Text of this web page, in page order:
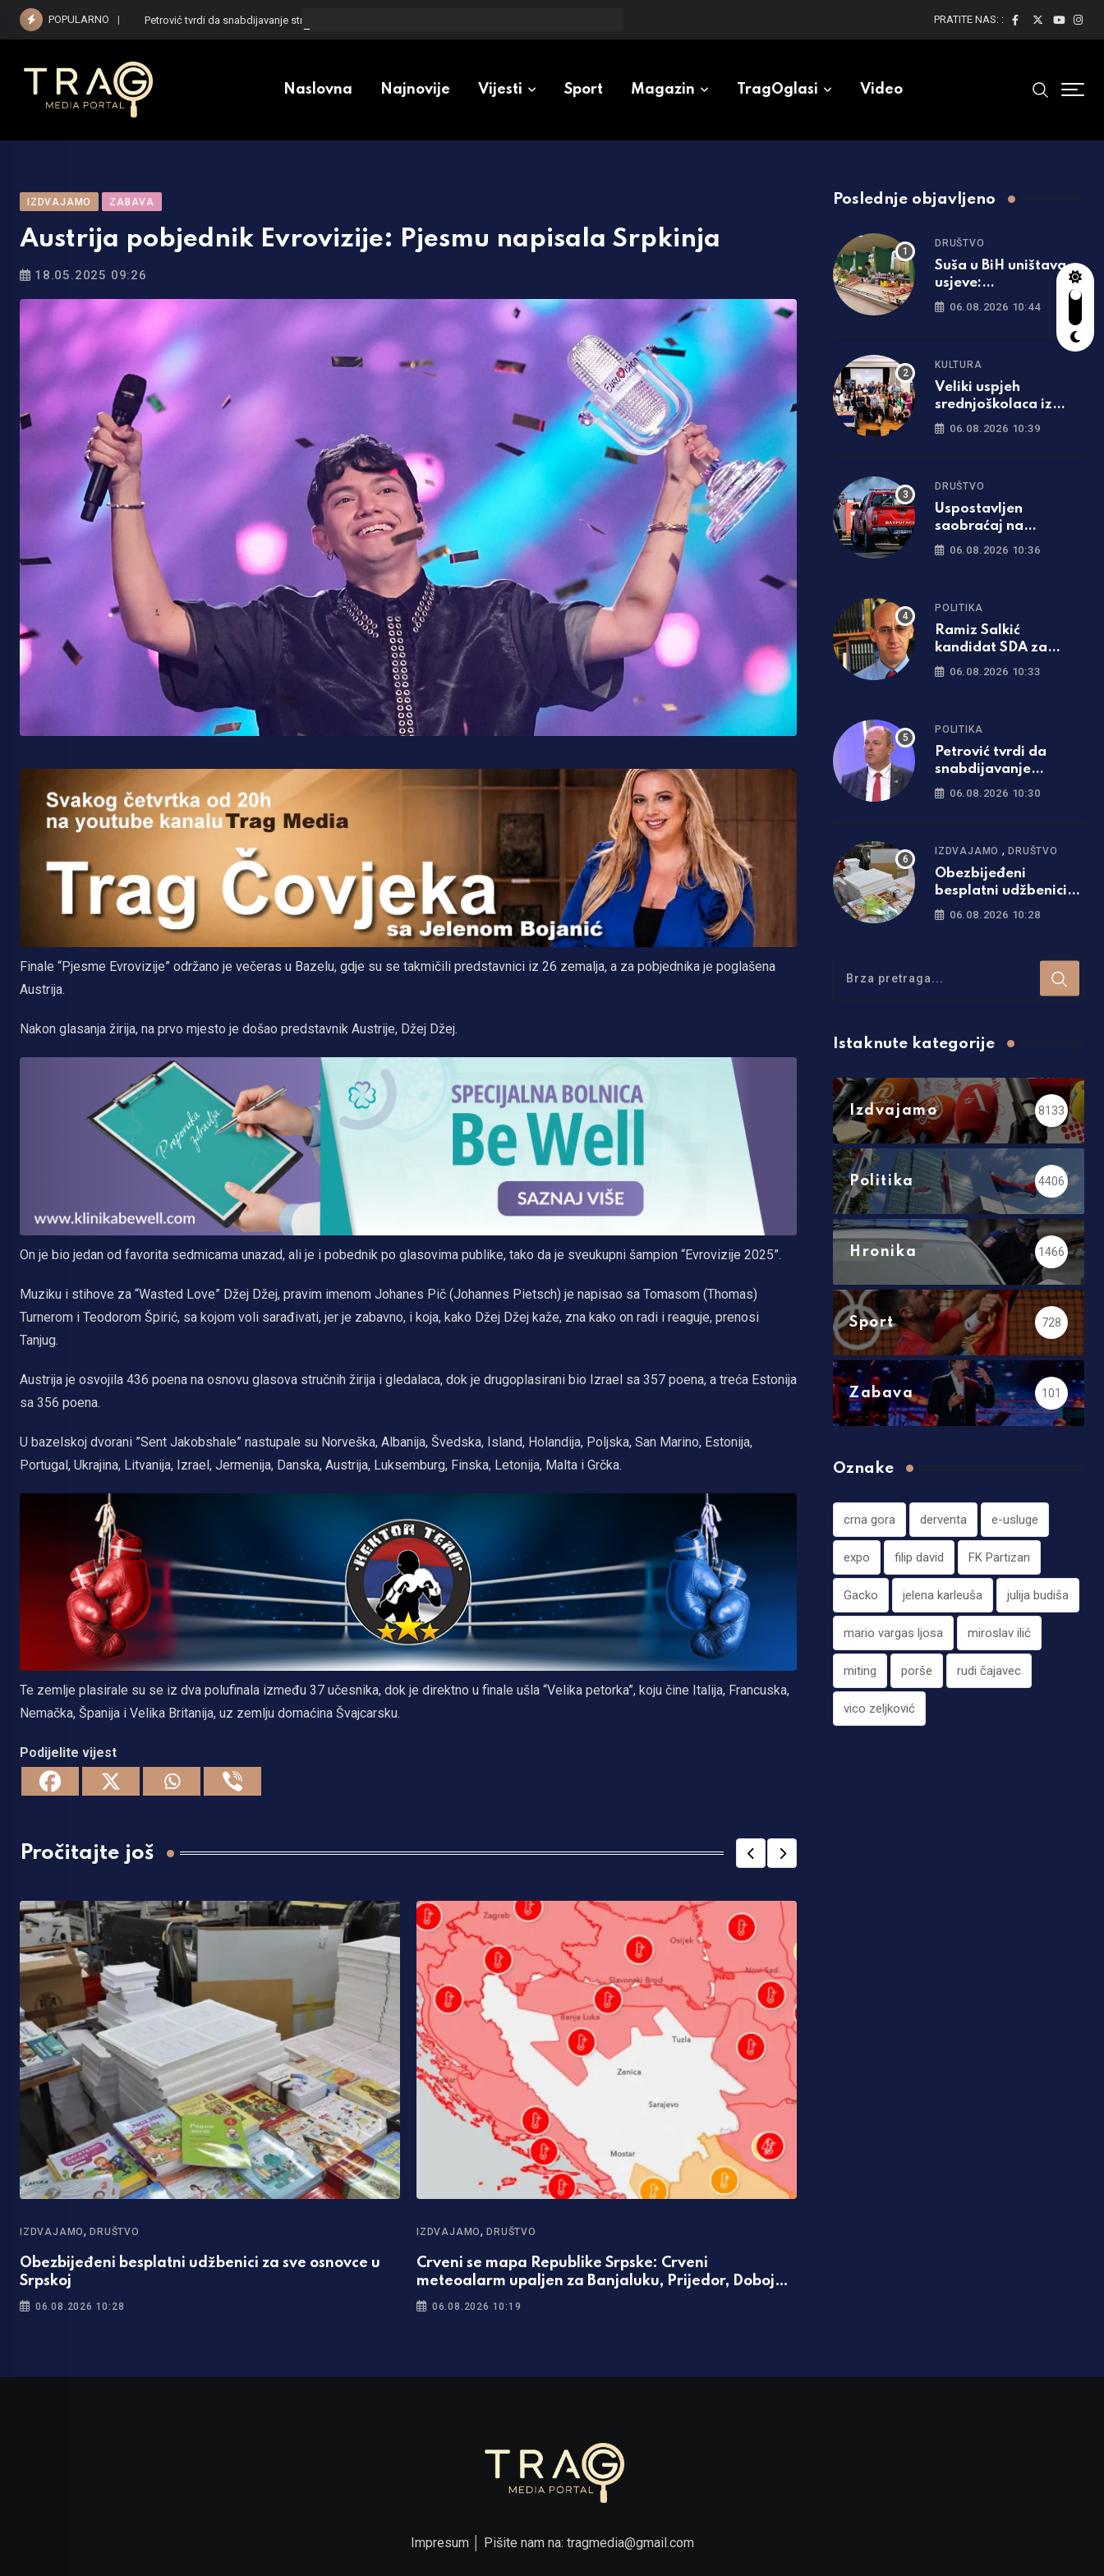
Skip
POPULARNO Petrović tvrdi da snabdijavanje strujom nije ugroženo: Otkrio i da li će doći do promjene cijena PRATITE NAS: :
Naslovna Najnovije Vijesti Sport Magazin TragOglasi Video
IZDVAJAMO ZABAVA
Austrija pobjednik Evrovizije: Pjesmu napisala Srpkinja
18.05.2025 09:26
Finale “Pjesme Evrovizije” održano je večeras u Bazelu, gdje su se takmičili predstavnici iz 26 zemalja, a za pobjednika je poglašena
Austrija.
Nakon glasanja žirija, na prvo mjesto je došao predstavnik Austrije, Džej Džej.
On je bio jedan od favorita sedmicama unazad, ali je i pobednik po glasovima publike, tako da je sveukupni šampion “Evrovizije 2025”.
Muziku i stihove za “Wasted Love” Džej Džej, pravim imenom Johanes Pič (Johannes Pietsch) je napisao sa Tomasom (Thomas)
Turnerom i Teodorom Špirić, sa kojom voli sarađivati, jer je zabavno, i koja, kako Džej Džej kaže, zna kako on radi i reaguje, prenosi
Tanjug.
Austrija je osvojila 436 poena na osnovu glasova stručnih žirija i gledalaca, dok je drugoplasirani bio Izrael sa 357 poena, a treća Estonija
sa 356 poena.
U bazelskoj dvorani ”Sent Jakobshale” nastupale su Norveška, Albanija, Švedska, Island, Holandija, Poljska, San Marino, Estonija,
Portugal, Ukrajina, Litvanija, Izrael, Jermenija, Danska, Austrija, Luksemburg, Finska, Letonija, Malta i Grčka.
Te zemlje plasirale su se iz dva polufinala između 37 učesnika, dok je direktno u finale ušla “Velika petorka”, koju čine Italija, Francuska,
Nemačka, Španija i Velika Britanija, uz zemlju domaćina Švajcarsku.
Podijelite vijest
Pročitajte još
IZDVAJAMO,DRUŠTVO
Obezbijeđeni besplatni udžbenici za sve osnovce u
Srpskoj
06.08.2026 10:28
IZDVAJAMO,DRUŠTVO
Crveni se mapa Republike Srpske: Crveni
meteoalarm upaljen za Banjaluku, Prijedor, Doboj…
06.08.2026 10:19
Poslednje objavljeno
DRUŠTVO
Suša u BiH uništava
usjeve:
Poljoprivrednici
hrane
06.08.2026 10:44
KULTURA
Veliki uspjeh
srednjoškolaca iz
Srpca: Filmom o Tesli
06.08.2026 10:39
DRUŠTVO
Uspostavljen
saobraćaj na
bijeljinskoj obilaznici,
dežurati
06.08.2026 10:36
POLITIKA
Ramiz Salkić
kandidat SDA za
predsjednika
06.08.2026 10:33
POLITIKA
Petrović tvrdi da
snabdijavanje
strujom nije
li će doći do promjene
06.08.2026 10:30
IZDVAJAMO ,DRUŠTVO
Obezbijeđeni
besplatni udžbenici
za sve osnovce u
06.08.2026 10:28
Istaknute kategorije
Izdvajamo 8133
Politika 4406
Hronika 1466
Sport 728
Zabava 101
Oznake
crna gora derventa e-usluge
expo filip david FK Partizan
Gacko jelena karleuša julija budiša
mario vargas ljosa miroslav ilić
miting porše rudi čajavec
vico zeljković
Impresum│ Pišite nam na: tragmedia@gmail.com